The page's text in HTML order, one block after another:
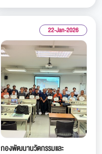
22-Jan-2026
กองพัฒนานวัตกรรมและ